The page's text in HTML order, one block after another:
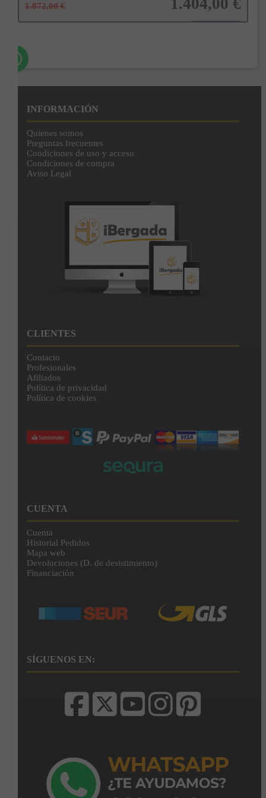
1.872,00 €
INFORMACIÓN
Quienes somos
Preguntas frecuentes
Condiciones de uso y acceso
Condiciones de compra
Aviso Legal
CLIENTES
Contacto
Profesionales
Afiliados
Política de privacidad
Política de cookies
CUENTA
Cuenta
Historial Pedidos
Mapa web
Devoluciones (D. de desistimiento)
Financiación
SÍGUENOS EN: